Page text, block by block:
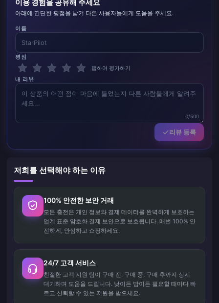
이용 경험을 공유해 주세요
아래에 간단한 평점을 남겨 다른 사용자들에게 도움을 주세요.
이름
평점
탭하여 평가하기
내 리뷰
0/500
리뷰 등록
저희를 선택해야 하는 이유
100% 안전한 보안 거래
모든 충전은 개인 정보와 결제 데이터를 완벽하게 보호하는
업계 표준 암호화 결제 보안으로 보호됩니다. 매번 100% 안
전하게, 안심하고 쇼핑하세요.
24/7 고객 서비스
친절한 고객 지원 팀이 구매 전, 구매 중, 구매 후까지 상시
대기하며 도움을 드립니다. 낮이든 밤이든 필요할 때마다 빠
르고 신뢰할 수 있는 지원을 받으세요.